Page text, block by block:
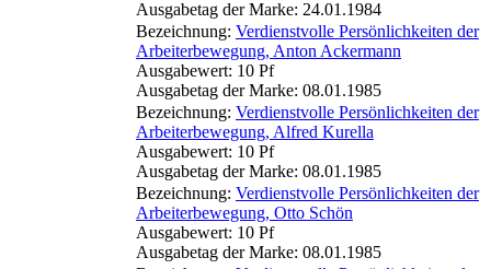
Ausgabetag der Marke: 24.01.1984
Bezeichnung: Verdienstvolle Persönlichkeiten der
Arbeiterbewegung, Anton Ackermann
Ausgabewert: 10 Pf
Ausgabetag der Marke: 08.01.1985
Bezeichnung: Verdienstvolle Persönlichkeiten der
Arbeiterbewegung, Alfred Kurella
Ausgabewert: 10 Pf
Ausgabetag der Marke: 08.01.1985
Bezeichnung: Verdienstvolle Persönlichkeiten der
Arbeiterbewegung, Otto Schön
Ausgabewert: 10 Pf
Ausgabetag der Marke: 08.01.1985